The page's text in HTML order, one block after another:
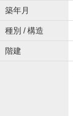
築年月
種別 / 構造
階建